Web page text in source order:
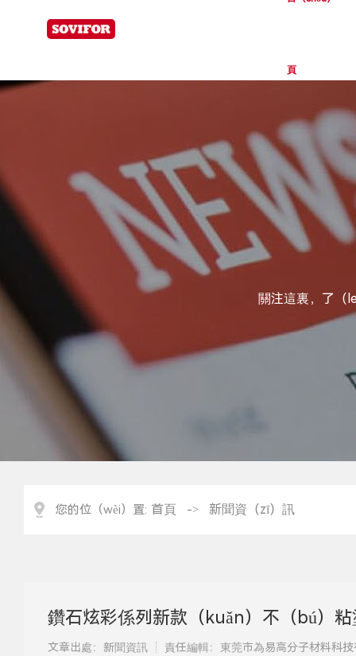
頁
關注這裏，了（
您的位（wèi）置: 首頁 -> 新聞資（zī）訊
鑽石炫彩係列新款（kuǎn）不（bú）
文章出處：新聞資訊 責任編輯：東莞市為易高分子材料科